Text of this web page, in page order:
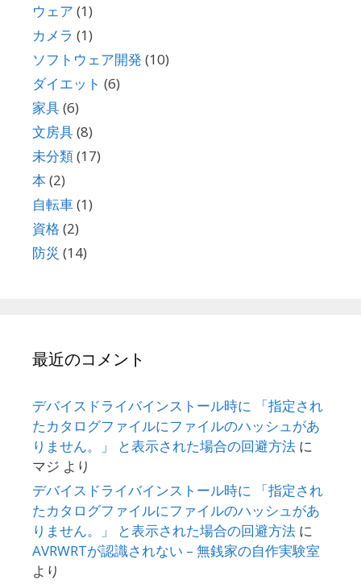
ウェア (1)
カメラ (1)
ソフトウェア開発 (10)
ダイエット (6)
家具(6)
文房具(8)
未分類(17)
本 (2)
自転車(1)
資格 (2)
防災 (14)
最近のコメント
デバイスドライバインストール時に 「指定され
たカタログファイルにファイルのハッシュがあ
りません。」 と表示された場合の回避方法 に
マジ より
デバイスドライバインストール時に 「指定され
たカタログファイルにファイルのハッシュがあ
りません。」 と表示された場合の回避方法 に
AVRWRTが認識されない – 無銭家の自作実験室
より